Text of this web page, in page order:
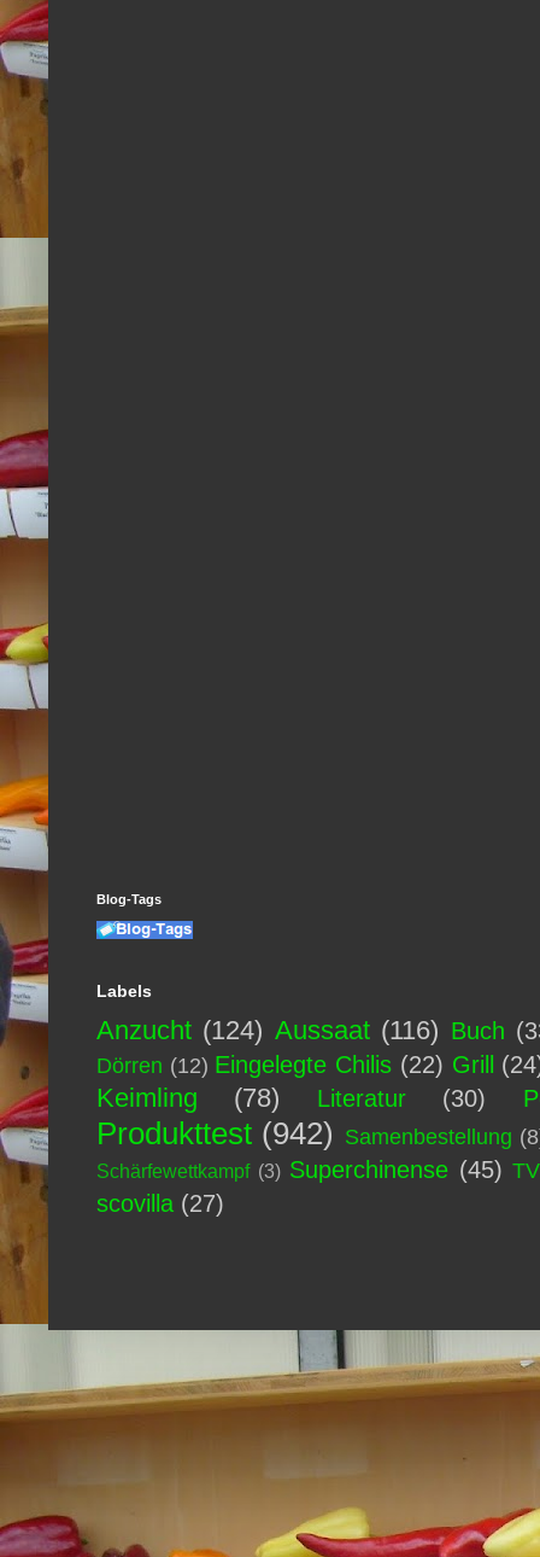
Blog-Tags
Labels
Anzucht (124) Aussaat (116) Buch
Dörren (12) Eingelegte Chilis (22) Grill
Keimling (78) Literatur (30)
Produkttest (942) Samenbestellung
Schärfewettkampf (3) Superchinense (45) TV
scovilla (27)